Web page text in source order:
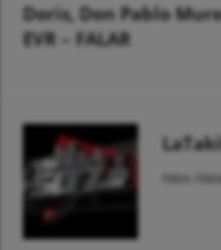
Doris, Don Pablo
EVR – FALAR
https://